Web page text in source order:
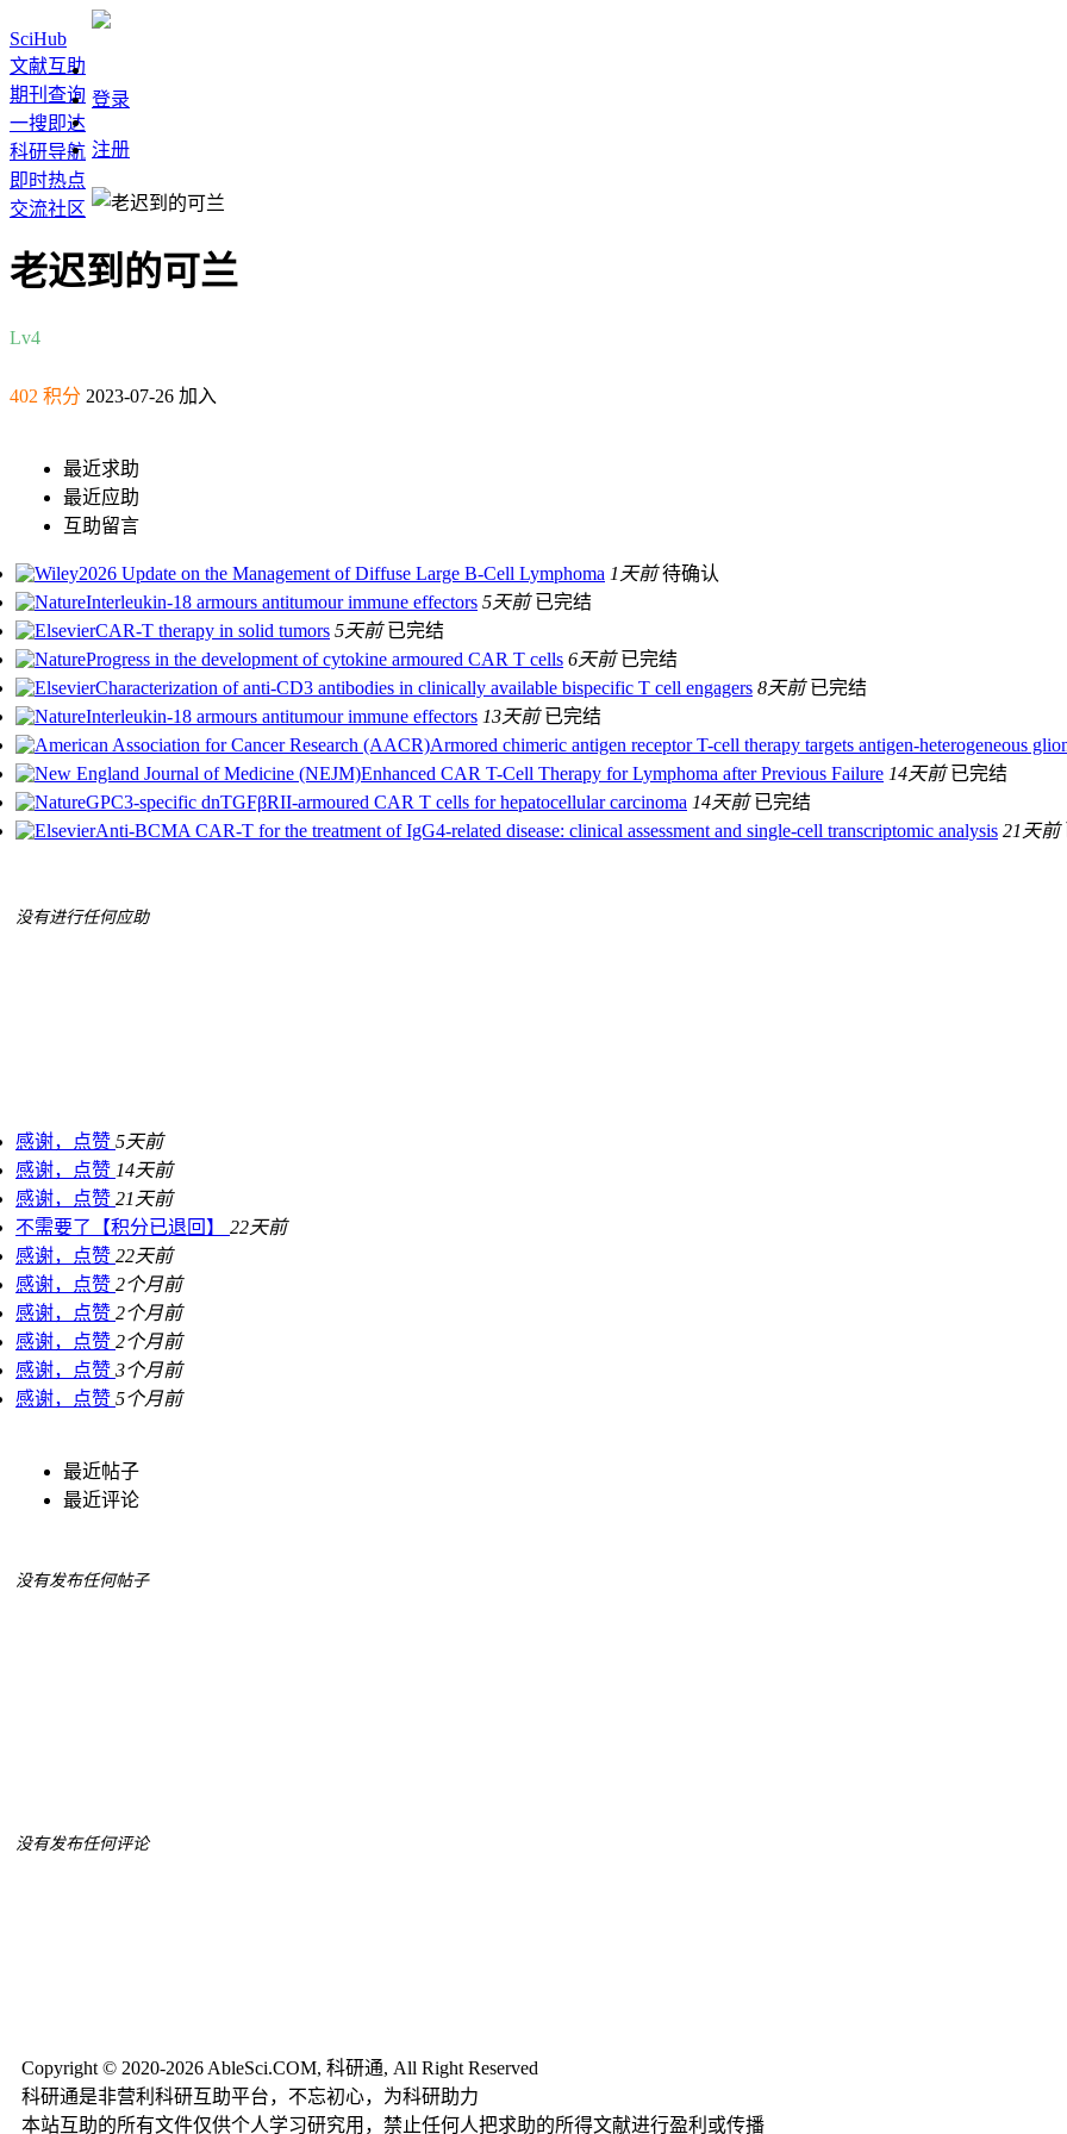
SciHub
文献互助
期刊查询
一搜即达
科研导航
即时热点
交流社区
登录
注册
老迟到的可兰
Lv4
402 积分 2023-07-26 加入
最近求助
最近应助
互助留言
2026 Update on the Management of Diffuse Large B‐Cell Lymphoma 1天前 待确认
Interleukin-18 armours antitumour immune effectors 5天前 已完结
CAR-T therapy in solid tumors 5天前 已完结
Progress in the development of cytokine armoured CAR T cells 6天前 已完结
Characterization of anti-CD3 antibodies in clinically available bispecific T cell engagers 8天前 已完结
Interleukin-18 armours antitumour immune effectors 13天前 已完结
Armored chimeric antigen receptor T-cell therapy targets antigen-heterogeneous
Enhanced CAR T-Cell Therapy for Lymphoma after Previous Failure 14天前 已完结
GPC3-specific dnTGFβRII-armoured CAR T cells for hepatocellular carcinoma 14天前 已完结
Anti-BCMA CAR-T for the treatment of IgG4-related disease: clinical assessment and single-cell transcriptomic analysis 21天前
没有进行任何应助
感谢，点赞 5天前
感谢，点赞 14天前
感谢，点赞 21天前
不需要了【积分已退回】 22天前
感谢，点赞 22天前
感谢，点赞 2个月前
感谢，点赞 2个月前
感谢，点赞 2个月前
感谢，点赞 3个月前
感谢，点赞 5个月前
最近帖子
最近评论
没有发布任何帖子
没有发布任何评论
Copyright © 2020-2026 AbleSci.COM, 科研通, All Right Reserved
科研通是非营利科研互助平台，不忘初心，为科研助力
本站互助的所有文件仅供个人学习研究用，禁止任何人把求助的所得文献进行盈利或传播